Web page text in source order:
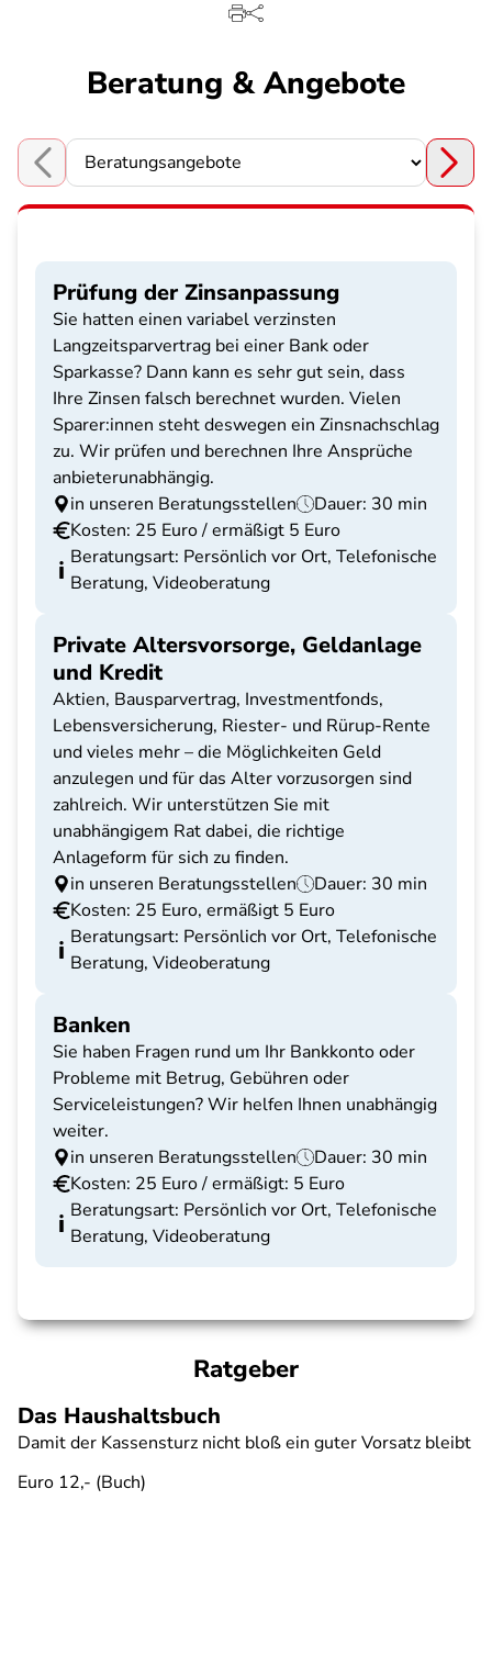
Beratung & Angebote
Choose a section
Prüfung der Zinsanpassung
Sie hatten einen variabel verzinsten
Langzeitsparvertrag bei einer Bank oder
Sparkasse? Dann kann es sehr gut sein, dass
Ihre Zinsen falsch berechnet wurden. Vielen
Sparer:innen steht deswegen ein Zinsnachschlag
zu. Wir prüfen und berechnen Ihre Ansprüche
anbieterunabhängig.
in unseren Beratungsstellen
Dauer: 30 min
Kosten: 25 Euro / ermäßigt 5 Euro
Beratungsart: Persönlich vor Ort, Telefonische
Beratung, Videoberatung
Private Altersvorsorge, Geldanlage
und Kredit
Aktien, Bausparvertrag, Investmentfonds,
Lebensversicherung, Riester- und Rürup-Rente
und vieles mehr – die Möglichkeiten Geld
anzulegen und für das Alter vorzusorgen sind
zahlreich. Wir unterstützen Sie mit
unabhängigem Rat dabei, die richtige
Anlageform für sich zu finden.
in unseren Beratungsstellen
Dauer: 30 min
Kosten: 25 Euro, ermäßigt 5 Euro
Beratungsart: Persönlich vor Ort, Telefonische
Beratung, Videoberatung
Banken
Sie haben Fragen rund um Ihr Bankkonto oder
Probleme mit Betrug, Gebühren oder
Serviceleistungen? Wir helfen Ihnen unabhängig
weiter.
in unseren Beratungsstellen
Dauer: 30 min
Kosten: 25 Euro / ermäßigt: 5 Euro
Beratungsart: Persönlich vor Ort, Telefonische
Beratung, Videoberatung
Ratgeber
Das Haushaltsbuch
Damit der Kassensturz nicht bloß ein guter Vorsatz bleibt
Euro 12,- (Buch)